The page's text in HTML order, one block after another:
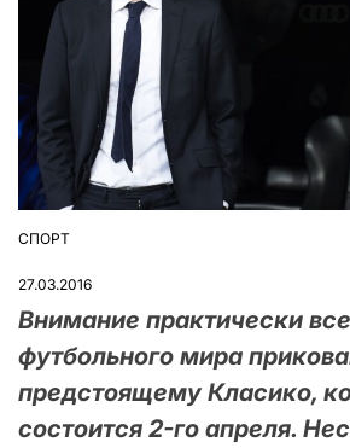
ОПУБЛІКУВАТИ
СПОРТ
27.03.2016
Внимание практически
футбольного мира
предстоящему Класико,
состоится 2-го апреля.